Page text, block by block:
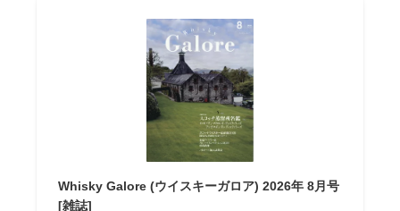
Whisky Galore (ウイスキーガロア) 2026年 8月号
[雑誌]